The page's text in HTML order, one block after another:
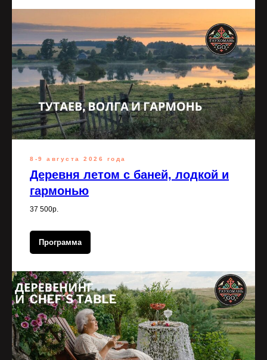
8-9 августа 2026 года
Деревня летом с баней, лодкой и
гармонью
37 500р.
Программа